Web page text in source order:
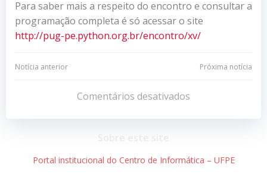
Para saber mais a respeito do encontro e consultar a
programação completa é só acessar o site
http://pug-pe.python.org.br/encontro/xv/
Navegação
Post
Notícia anterior
Navegação
de
Post
Próxima notícia
Comentários desativados
Portal institucional do Centro de Informática – UFPE